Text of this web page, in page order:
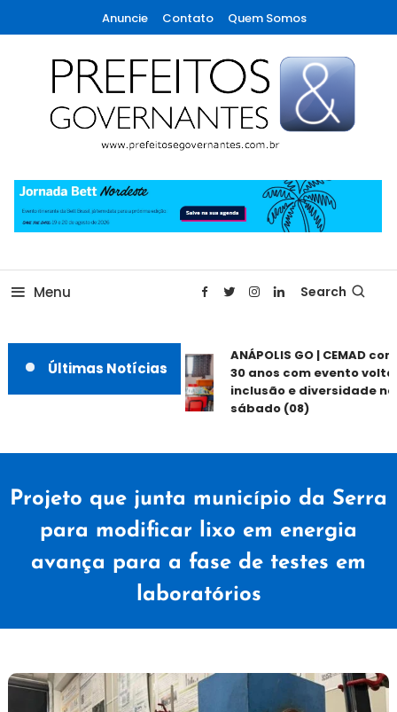
To
Content
Anuncie Contato Quem Somos
Prefeitos & Governantes
Menu Search
Últimas Notícias
ANÁPOLIS GO | CEMAD
30 anos com evento
inclusão e diversidade
sábado (08)
Projeto que junta município da Serra
para modificar lixo em energia
avança para a fase de testes em
laboratórios